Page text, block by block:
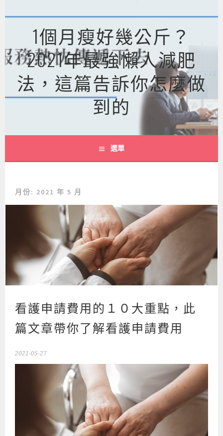
至
內
容
1個月瘦好幾公斤？
2021年最強懶人減肥
法，這篇告訴你怎麼做
到的
選單
月份: 2021 年 5 月
看護申請費用的１０大重點，此
篇文章帶你了解看護申請費用
2021-05-27